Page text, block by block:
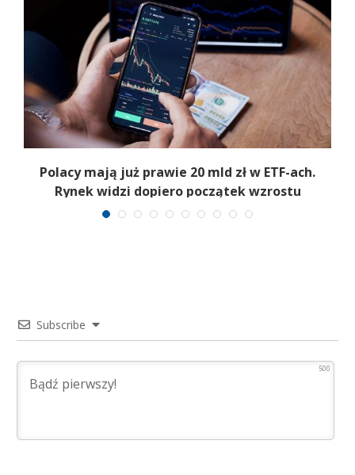
Polacy mają już prawie 20 mld zł w ETF-ach.
Rynek widzi dopiero początek wzrostu
Subscribe
500